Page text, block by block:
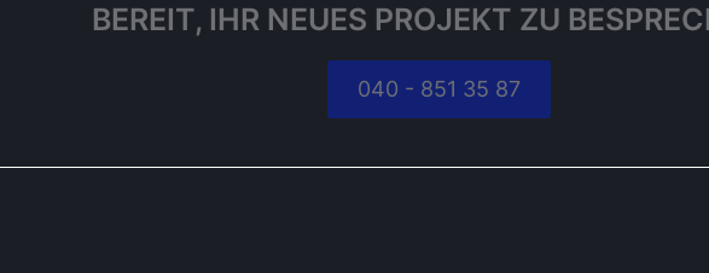
BEREIT, IHR NEUES PROJEKT ZU
040 - 851 35 87